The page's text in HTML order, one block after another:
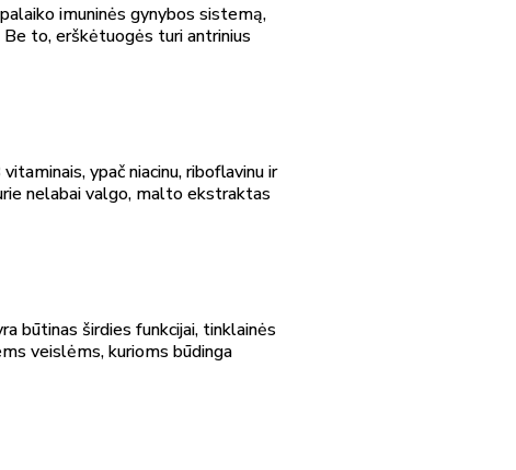
imuninės gynybos sistemą,
Be to, erškėtuogės turi antrinius
ypač niacinu, riboflavinu ir
nelabai valgo, malto ekstraktas
būtinas širdies funkcijai, tinklainės
veislėms, kurioms būdinga